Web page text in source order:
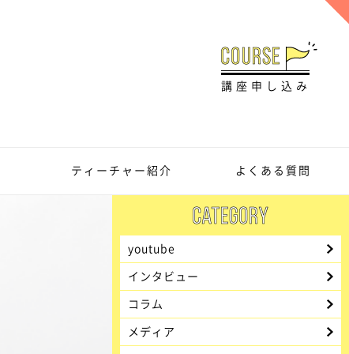
ティーチャー紹介 よくある質問
講座申し込み
youtube
インタビュー
コラム
メディア